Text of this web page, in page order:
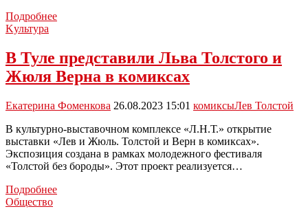
ПодробнееТульские
молодёжного
конкурса
Kультура
В Туле представили Льва Толстого и
Жюля Верна в комиксах
Екатерина Фоменкова 26.08.2023 15:01 комиксыЛев Толстой
В культурно-выставочном комплексе «Л.Н.Т.» открытие
выставки «Лев и Жюль. Толстой и Верн в комиксах».
Экспозиция создана в рамках молодежного фестиваля
«Толстой без бороды». Этот проект реализуется…
ПодробнееВ
Общество